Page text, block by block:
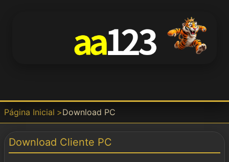
📱 Download
APK
Baixar
Instalar
Página Inicial Download PC
Download Cliente PC